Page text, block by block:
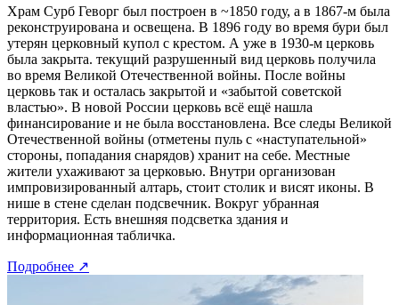
Храм Сурб Геворг был построен в ~1850 году, а в 1867-м была
реконструирована и освещена. В 1896 году во время бури был
утерян церковный купол с крестом. А уже в 1930-м церковь
была закрыта. текущий разрушенный вид церковь получила
во время Великой Отечественной войны. После войны
церковь так и осталась закрытой и «забытой советской
властью». В новой России церковь всё ещё нашла
финансирование и не была восстановлена. Все следы Великой
Отечественной войны (отметены пуль с «наступательной»
стороны, попадания снарядов) хранит на себе. Местные
жители ухаживают за церковью. Внутри организован
импровизированный алтарь, стоит столик и висят иконы. В
нише в стене сделан подсвечник. Вокруг убранная
территория. Есть внешняя подсветка здания и
информационная табличка.
Подробнее ↗